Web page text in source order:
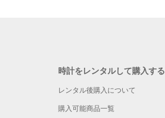
時計をレンタルして購入する
レンタル後購入について
購入可能商品一覧